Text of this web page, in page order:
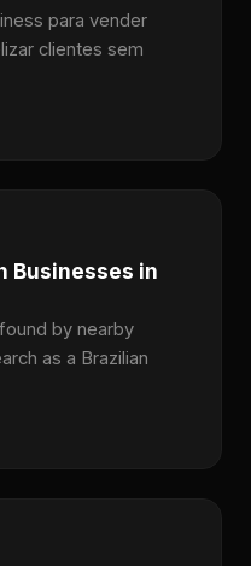
para vender
clientes sem
Businesses in
by nearby
as a Brazilian